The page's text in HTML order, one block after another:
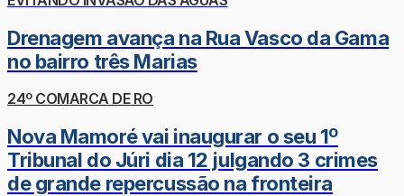
Drenagem avança na Rua Vasco da Gama
no bairro três Marias
24º COMARCA DE RO
Nova Mamoré vai inaugurar o seu 1º
Tribunal do Júri dia 12 julgando 3 crimes
de grande repercussão na fronteira